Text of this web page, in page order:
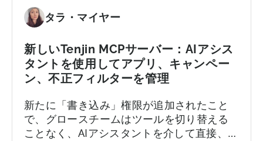
タラ・マイヤー
新しいTenjin MCPサーバー：AIアシス
タントを使用してアプリ、キャンペー
ン、不正フィルターを管理
新たに「書き込み」権限が追加されたこと
で、グロースチームはツールを切り替える
ことなく、AIアシスタントを介して直接、キ